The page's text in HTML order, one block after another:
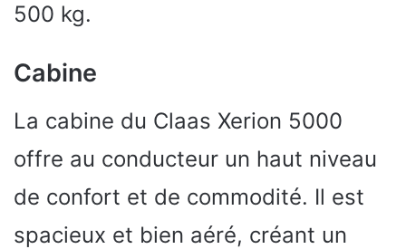
500 kg.
Cabine
La cabine du Claas Xerion 5000
offre au conducteur un haut niveau
de confort et de commodité. Il est
spacieux et bien aéré, créant un